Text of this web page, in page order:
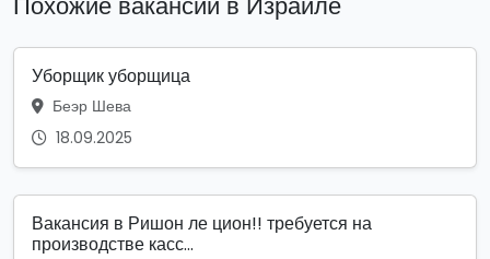
Уборщик уборщица
Беэр Шева
18.09.2025
Вакансия в Ришон ле цион!! требуется на
производстве касс...